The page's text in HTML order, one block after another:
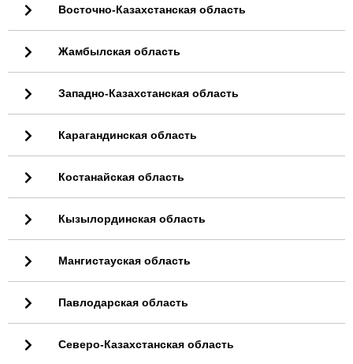
Восточно-Казахстанская область
Жамбылская область
Западно-Казахстанская область
Карагандинская область
Костанайская область
Кызылординская область
Мангистауская область
Павлодарская область
Северо-Казахстанская область